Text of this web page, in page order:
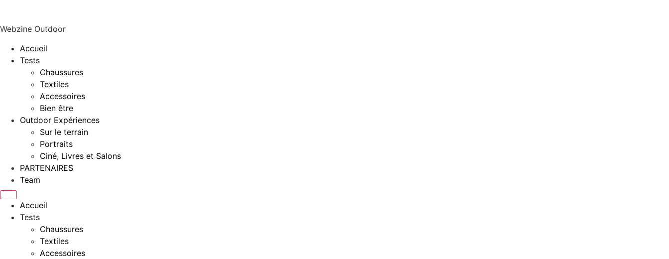
Webzine Outdoor
Accueil
Tests
Chaussures
Textiles
Accessoires
Bien être
Outdoor Expériences
Sur le terrain
Portraits
Ciné, Livres et Salons
PARTENAIRES
Team
Accueil
Tests
Chaussures
Textiles
Accessoires